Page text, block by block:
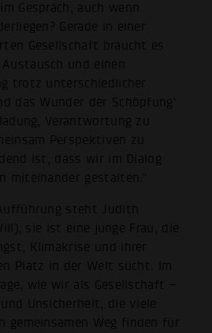
Gespräch, auch wenn
Gerade in einer
Gesellschaft braucht es
und einen
trotz unterschiedlicher
das Wunder der Schöpfung‘
Verantwortung zu
Perspektiven zu
ist, dass wir im Dialog
miteinander gestalten.“
steht Judith
sie ist eine junge Frau, die
Klimakrise und ihrer
Platz in der Welt sucht. Im
wie wir als Gesellschaft –
Unsicherheit, die viele
gemeinsamen Weg finden für